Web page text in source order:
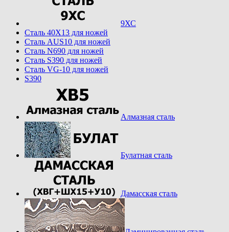
9ХС
Cталь 40Х13 для ножей
Cталь AUS10 для ножей
Cталь N690 для ножей
Cталь S390 для ножей
Cталь VG-10 для ножей
S390
Алмазная сталь
Булатная сталь
Дамасская сталь